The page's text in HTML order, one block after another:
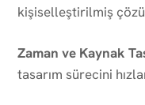
kişiselleştirilmiş
Zaman ve Kaynak
tasarım sürecini